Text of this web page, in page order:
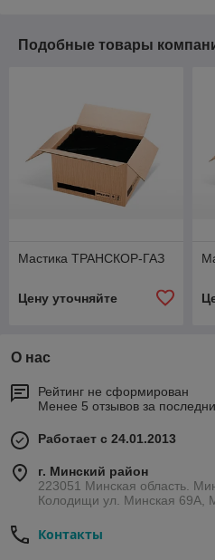
Подобные товары
Мастика ТРАНСКОР-ГАЗ
Цену уточняйте
О нас
Рейтинг не сформирован
Менее 5 отзывов за
Работает с 24.01.2013
г. Минский район
223051 Минская область.
Колодищи ул. Минская 69А,
Контакты